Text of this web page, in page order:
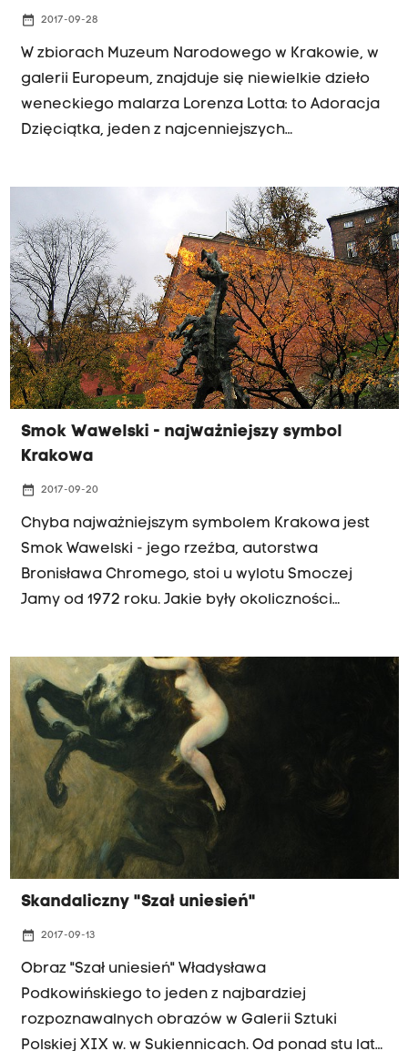
date_range 2017-09-28
W zbiorach Muzeum Narodowego w Krakowie, w
galerii Europeum, znajduje się niewielkie dzieło
weneckiego malarza Lorenza Lotta: to Adoracja
Dzięciątka, jeden z najcenniejszych
Dlaczego św. Józef mógł być ukazany jako
drzemiący starzec? Kim była kobieta, która
mogła ufundować ten niezwykły obraz? O tym
niezwykłym dziele opowie Magdalena Łanuszka
w ramach programu "Wielka Sztuka Małopolski" -
w piątek, po godz. 18:00. Zapraszamy!
Smok Wawelski - najważniejszy symbol
Krakowa
date_range 2017-09-20
Chyba najważniejszym symbolem Krakowa jest
Smok Wawelski - jego rzeźba, autorstwa
Bronisława Chromego, stoi u wylotu Smoczej
Jamy od 1972 roku. Jakie były okoliczności
wywiadów? A co wiemy o samym smoku, skoro
jego najstarsza średniowieczna legenda różni się
od powszechnie znanej dzisiaj wersji? Czyje kości
wiszą przed wejściem do katedry na Wawelu? Co
w dawnych czasach mieściło się w Smoczej
Jamie? Magdalena Łanuszka zaprasza do
wysłuchania kolejnej porcji ciekawostek w
ramach programu "Wielka Sztuka Małopolski" - w
piątek, po godz. 18:00. Zapraszamy!
Skandaliczny "Szał uniesień"
date_range 2017-09-13
Obraz "Szał uniesień" Władysława
Podkowińskiego to jeden z najbardziej
rozpoznawalnych obrazów w Galerii Sztuki
Polskiej XIX w. w Sukiennicach. Od ponad stu lat